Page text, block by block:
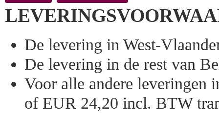
De levering in West-
De levering in de rest van
Voor alle andere
of EUR 24,20 incl. BTW